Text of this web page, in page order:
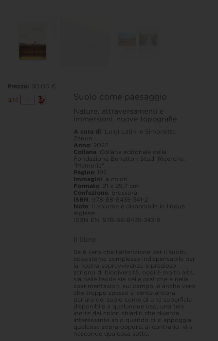
Suolo come paesaggio
Nature, attraversamenti e
immersioni, nuove topografie
A cura di: Luigi Latini e Simonetta
Zanon
Anno: 2022
Collana: Collana editoriale della
Fondazione Benetton Studi Ricerche,
"Memorie"
Pagine: 192
Immagini: a colori
Formato: 21 x 29,7 cm
Confezione: brossura
ISBN : 978-88-8435-341-2
Note:
Il volume è disponibile in lingua
inglese:
ISBN EN: 978-88-8435-342-9
Il libro
Se è vero che l’attenzione per il suolo,
ecosistema complesso indispensabile per
la nostra sopravvivenza e prezioso
scrigno di biodiversità, oggi è molto alta,
sia nelle teorie sia nelle pratiche e nelle
sperimentazioni sul campo, è anche vero
che troppo spesso si sente ancora
parlare del suolo come di una superficie
disponibile a qualunque uso, una tela
inerte dai colori sbiaditi che diventa
interessante solo quando ci si appoggia
qualcosa sopra oppure, al contrario, vi si
nasconde qualcosa sotto.
Prezzo: 30.00 €
q.tà
Suolo
come